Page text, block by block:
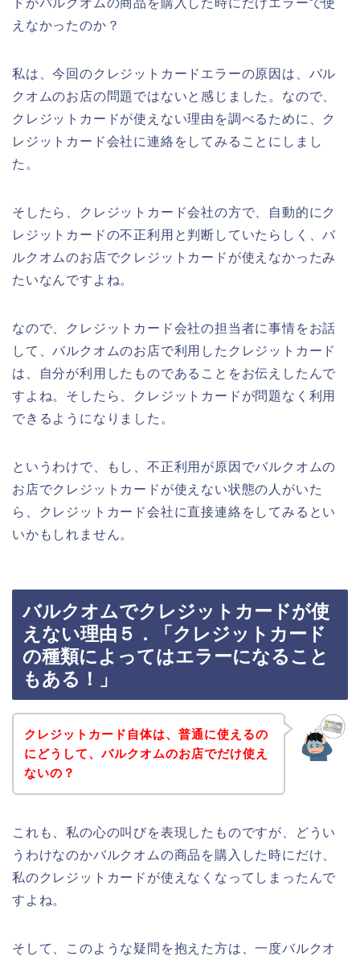
えなかったのか？
私は、今回のクレジットカードエラーの原因は、バル
クオムのお店の問題ではないと感じました。なので、
クレジットカードが使えない理由を調べるために、ク
レジットカード会社に連絡をしてみることにしまし
た。
そしたら、クレジットカード会社の方で、自動的にク
レジットカードの不正利用と判断していたらしく、バ
ルクオムのお店でクレジットカードが使えなかったみ
たいなんですよね。
なので、クレジットカード会社の担当者に事情をお話
して、バルクオムのお店で利用したクレジットカード
は、自分が利用したものであることをお伝えしたんで
すよね。そしたら、クレジットカードが問題なく利用
できるようになりました。
というわけで、もし、不正利用が原因でバルクオムの
お店でクレジットカードが使えない状態の人がいた
ら、クレジットカード会社に直接連絡をしてみるとい
いかもしれません。
バルクオムでクレジットカードが使
えない理由５．「クレジットカード
の種類によってはエラーになること
もある！」
クレジットカード自体は、普通に使えるの
にどうして、バルクオムのお店でだけ使え
ないの？
これも、私の心の叫びを表現したものですが、どうい
うわけなのかバルクオムの商品を購入した時にだけ、
私のクレジットカードが使えなくなってしまったんで
すよね。
そして、このような疑問を抱えた方は、一度バルクオ